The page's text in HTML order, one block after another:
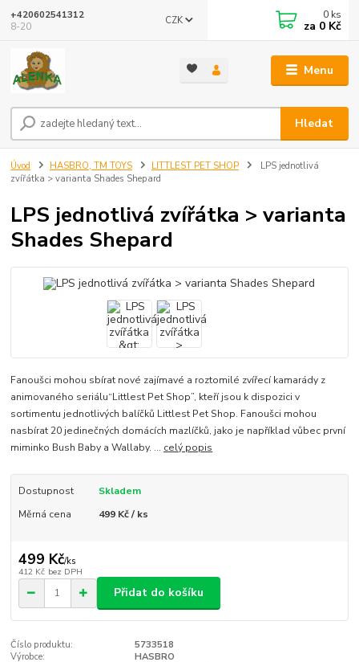
Menu
CZK
Hledat
+420602541312
8-20
0 ks
za 0 Kč
Úvod HASBRO, TM TOYS LITTLEST PET SHOP
LPS jednotlivá
zvířátka > varianta Shades Shepard
LPS jednotlivá zvířátka > varianta
Shades Shepard
Fanoušci mohou sbírat nové zajímavé a roztomilé zvířecí kamarády z
animovaného seriálu“Littlest Pet Shop”, kteří jsou k dispozici v
sortimentu jednotlivých balíčků Littlest Pet Shop. Fanoušci mohou
nasbírat 20 jedinečných domácích mazlíčků, jako je například vůbec první
miminko Bush Baby a Wallaby. ... celý popis
Dostupnost
Skladem
Měrná cena
499 Kč / ks
499 Kč/ks
412 Kč bez DPH
Přidat do košíku
Číslo produktu:
5733518
Výrobce:
HASBRO